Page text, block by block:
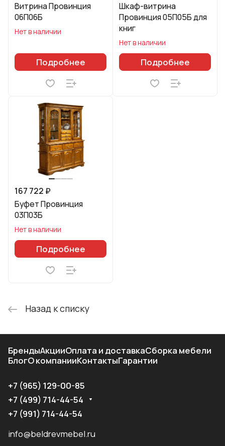
Витрина Провинция
06П06Б
Нет в наличии
Подробнее
Шкаф-витрина
Провинция 05П05Б для
книг
Нет в наличии
Подробнее
167 722 ₽
Буфет Провинция
03П03Б
Нет в наличии
Подробнее
Назад к списку
БрендыАкцииОплата и доставкаСборка мебели
БлогО компанииКонтактыГарантии
+7 (965) 129-00-85
+7 (499) 714-44-54
+7 (991) 714-44-54
info@beldrevmebel.ru